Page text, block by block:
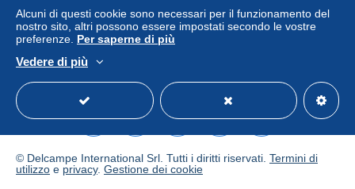
venditore.
POSTAL Services NEW PRICES
01/01/2026
*** I WILL COMBINE SHIPPINGCOSTS ***
Alcuni di questi cookie sono necessari per il funzionamento del
nostro sito, altri possono essere impostati secondo le vostre
preferenze. Per saperne di più
Vedere di più
© Delcampe International Srl. Tutti i diritti riservati. Termini di
utilizzo e privacy. Gestione dei cookie